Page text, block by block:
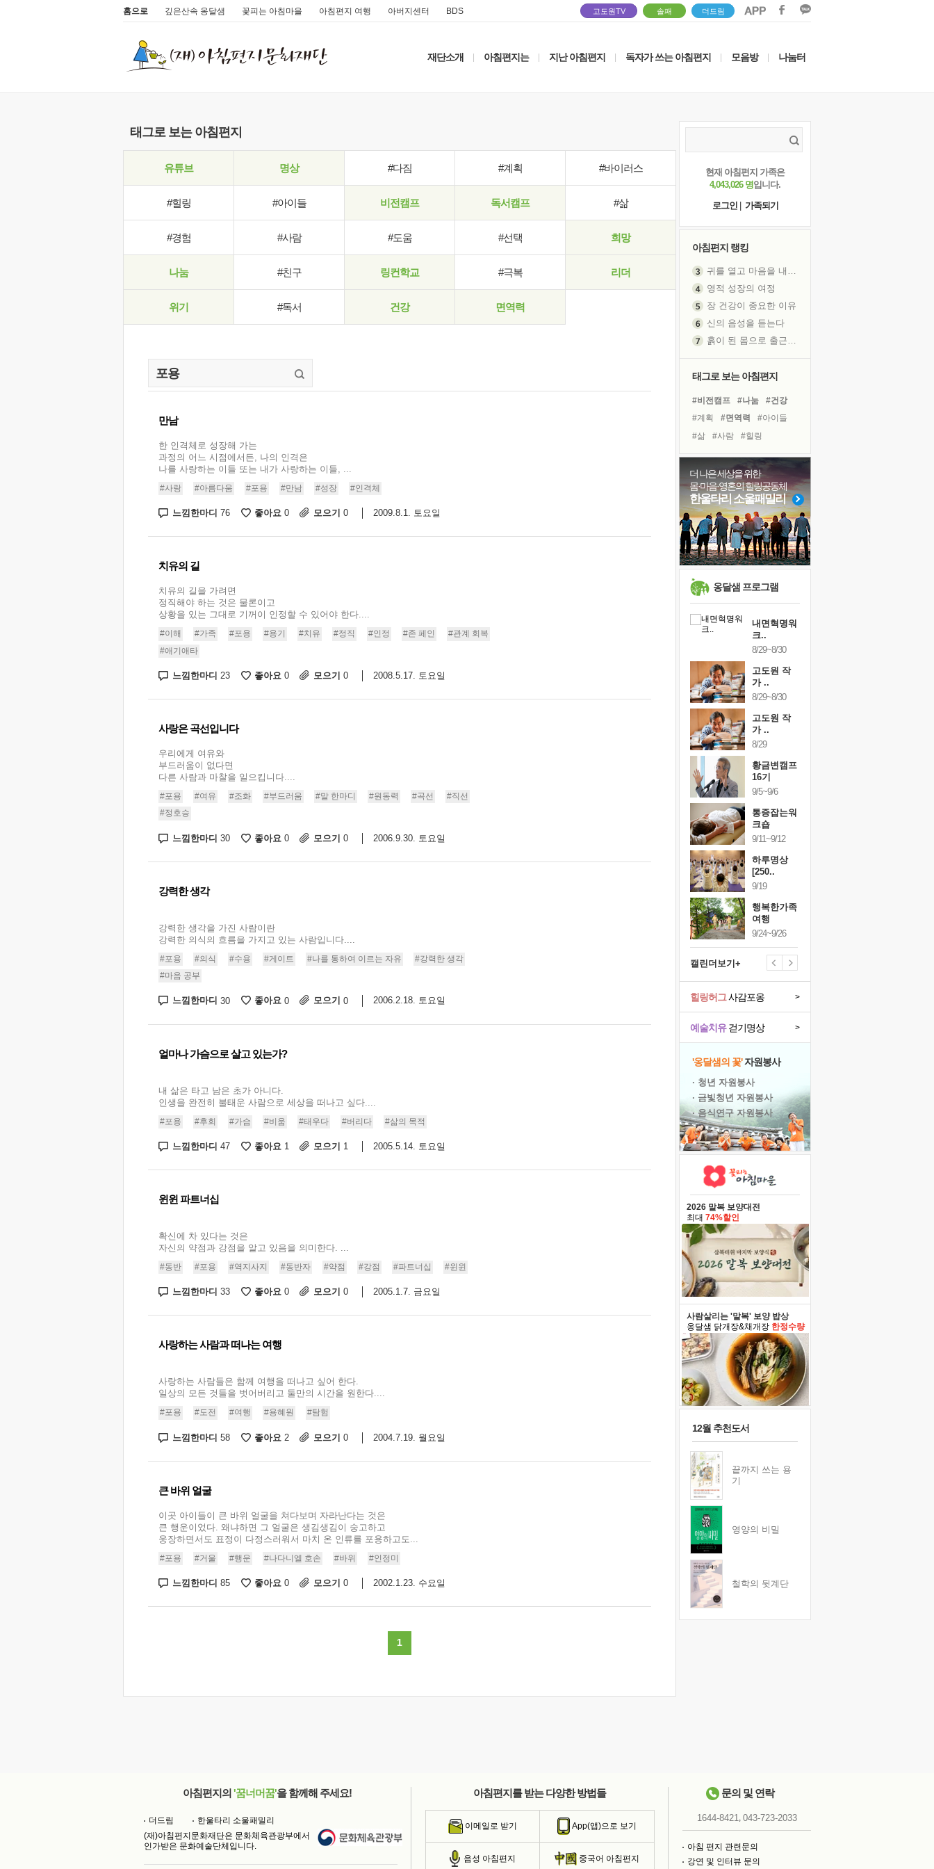
홈으로 깊은산속 옹달샘 꽃피는 아침마을 아침편지 여행 아버지센터 BDS 고도원TV 솔패 더드림
재단소개 아침편지는 지난 아침편지 독자가 쓰는 아침편지 모음방 나눔터
태그로 보는 아침편지
유튜브 명상 #다짐 #계획 #바이러스
#힐링 #아이들 비전캠프 독서캠프 #삶
#경험 #사람 #도움 #선택 희망
나눔 #친구 링컨학교 #극복 리더
위기 #독서 건강 면역력
만남
한 인격체로 성장해 가는
과정의 어느 시점에서든, 나의 인격은
나를 사랑하는 이들 또는 내가 사랑하는 이들, ...
#사랑 #아름다움 #포용 #만남 #성장 #인격체
느낌한마디 76 좋아요 0 모으기 0 2009.8.1. 토요일
치유의 길
치유의 길을 가려면
정직해야 하는 것은 물론이고
상황을 있는 그대로 기꺼이 인정할 수 있어야 한다....
#이해 #가족 #포용 #용기 #치유 #정직 #인정 #존 페인
#관계 회복
#애기애타
느낌한마디 23 좋아요 0 모으기 0 2008.5.17. 토요일
사랑은 곡선입니다
우리에게 여유와
부드러움이 없다면
다른 사람과 마찰을 일으킵니다....
#포용 #여유 #조화 #부드러움 #말 한마디 #원동력 #곡선
#직선
#정호승
느낌한마디 30 좋아요 0 모으기 0 2006.9.30. 토요일
강력한 생각
강력한 생각을 가진 사람이란
강력한 의식의 흐름을 가지고 있는 사람입니다....
#포용 #의식 #수용 #게이트 #나를 통하여 이르는 자유
#강력한 생각
#마음 공부
느낌한마디 30 좋아요 0 모으기 0 2006.2.18. 토요일
얼마나 가슴으로 살고 있는가?
내 삶은 타고 남은 초가 아니다.
인생을 완전히 불태운 사람으로 세상을 떠나고 싶다....
#포용 #후회 #가슴 #비움 #태우다 #버리다 #삶의 목적
느낌한마디 47 좋아요 1 모으기 1 2005.5.14. 토요일
윈윈 파트너십
확신에 차 있다는 것은
자신의 약점과 강점을 알고 있음을 의미한다. ...
#동반 #포용 #역지사지 #동반자 #약점 #강점 #파트너십 #윈윈
느낌한마디 33 좋아요 0 모으기 0 2005.1.7. 금요일
사랑하는 사람과 떠나는 여행
사랑하는 사람들은 함께 여행을 떠나고 싶어 한다.
일상의 모든 것들을 벗어버리고 둘만의 시간을 원한다....
#포용 #도전 #여행 #용혜원 #탐험
느낌한마디 58 좋아요 2 모으기 0 2004.7.19. 월요일
큰 바위 얼굴
이곳 아이들이 큰 바위 얼굴을 쳐다보며 자라난다는 것은
큰 행운이었다. 왜냐하면 그 얼굴은 생김생김이 숭고하고
웅장하면서도 표정이 다정스러워서 마치 온 인류를 포용하고도...
#포용 #거울 #행운 #나다니엘 호손 #바위 #인정미
느낌한마디 85 좋아요 0 모으기 0 2002.1.23. 수요일
1
현재 아침편지 가족은
4,043,026 명입니다.
로그인
가족되기
아침편지 랭킹
귀를 열고 마음을 내어주고
영적 성장의 여정
장 건강이 중요한 이유
신의 음성을 듣는다
흙이 된 몸으로 출근하는 여자
졸업식 사진을 보며
극심한 변비, 어깨결림, 수면 장애
아픈 아버지를 위한 공간 설계
슬럼프
보고 싶은 어머니
유년 시절의 부산 영도 바다
못된 꼰대들
희망이란
'모른다'는 것
태그로 보는 아침편지
#비전캠프 #나눔
#건강
#계획
#면역력
#아이들
#삶
#사람
#힐링
#위기
#바이러스
#경험
#희망
#다짐
#도움
#선택
#리더
#유튜브
#독서캠프
#명상 #친구
더 나은 세상을 위한
몸·마음·영혼의 힐링공동체
한울타리 소울패밀리
옹달샘 프로그램
10/17~10/18
내면혁명워
크..
8/29~8/30
고도원 작
가 ..
8/29~8/30
고도원 작
가 ..
8/29
황금변캠프
16기
9/5~9/6
통증잡는워
크숍
9/11~9/12
하루명상
[250..
9/19
행복한가족
여행
9/24~9/26
캘린더보기+
예술치유걷기명상 >
힐링허그사감포옹 >
'옹달샘의 꽃'자원봉사
· 청년 자원봉사
· 금빛청년 자원봉사
· 음식연구 자원봉사
2026 말복 보양대전
최대 74%할인
사람살리는 '말복' 보양 밥상
옹달샘 닭개장&채개장 한정수량
12월 추천도서
끝까지 쓰는 용
기
영양의 비밀
철학의 뒷계단
아침편지의 '꿈너머꿈'을 함께해 주세요!
더드림
한울타리 소울패밀리
(재)아침편지문화재단은 문화체육관광부에서
인가받은 문화예술단체입니다.
아침편지를 받는 다양한 방법들
이메일로 받기 App(앱)으로 보기
음성 아침편지 중국어 아침편지
문의 및 연락
1644-8421, 043-723-2033
아침 편지 관련문의
강연 및 인터뷰 문의